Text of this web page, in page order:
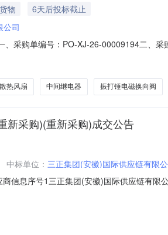
货物
6天后投标截止
公司
采购单编号：PO-XJ-26-00009194二、
十一、付款方式：以实际合同约定为准十
散热风扇 中间继电器 振打锤电磁换向阀
新采购)(重新采购)成交公告
中标单位： 三正集团(安徽)国际供应链有限
信息序号1三正集团(安徽)国际供应链有